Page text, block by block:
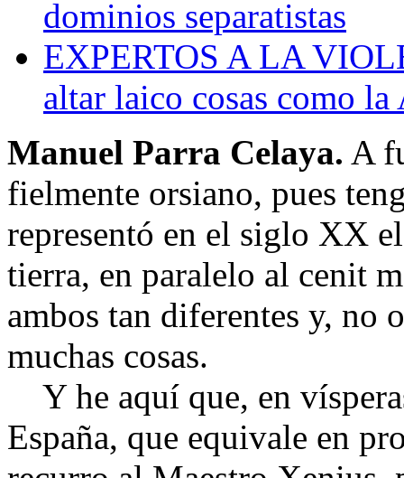
dominios separatistas
EXPERTOS A LA
altar laico cosas como la
Manuel Parra Celaya. A
fielmente orsiano, pues
representó en el siglo XX
tierra, en paralelo al cenit
ambos tan diferentes y, no
muchas cosas.
Y he aquí que, en
España, que equivale en